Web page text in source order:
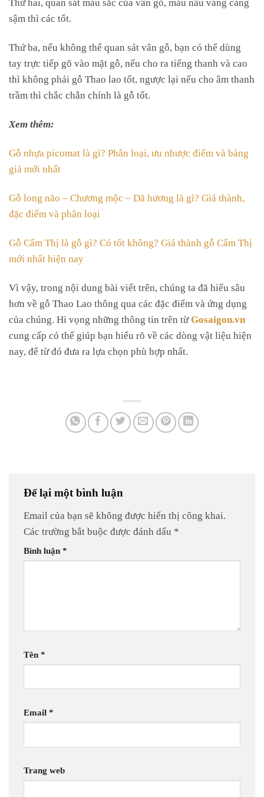
sậm thì các tốt.
Thứ ba, nếu không thể quan sát vân gỗ, bạn có thể dùng
tay trực tiếp gõ vào mặt gỗ, nếu cho ra tiếng thanh và cao
thì không phải gỗ Thao lao tốt, ngược lại nếu cho âm thanh
trầm thì chắc chắn chính là gỗ tốt.
Xem thêm:
Gỗ nhựa picomat là gì? Phân loại, ưu nhược điểm và bảng
giá mới nhất
Gỗ long não – Chương mộc – Dã hương là gì? Giá thành,
đặc điểm và phân loại
Gỗ Cẩm Thị là gỗ gì? Có tốt không? Giá thành gỗ Cẩm Thị
mới nhất hiện nay
Vì vậy, trong nội dung bài viết trên, chúng ta đã hiểu sâu
hơn về gỗ Thao Lao thông qua các đặc điểm và ứng dụng
của chúng. Hi vọng những thông tin trên từGosaigon.vn
cung cấp có thể giúp bạn hiểu rõ về các dòng vật liệu hiện
nay, để từ đó đưa ra lựa chọn phù hợp nhất.
Để lại một bình luận
Email của bạn sẽ không được hiển thị công khai.
Các trường bắt buộc được đánh dấu *
Bình luận *
Tên *
Email *
Trang web